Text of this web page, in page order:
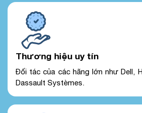
Thương hiệu uy tín
Đối tác của các hãng lớn như Dell,
Dassault Systèmes.